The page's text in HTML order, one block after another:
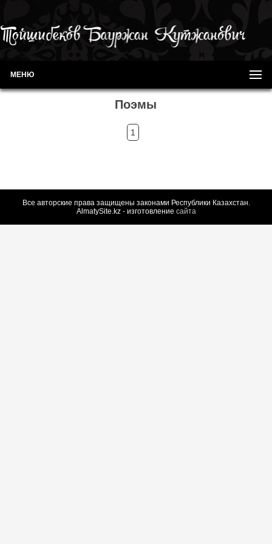
МЕНЮ
Поэмы
1
Все авторские права защищены законами Республики Казахстан.
AlmatySite.kz - изготовление сайта